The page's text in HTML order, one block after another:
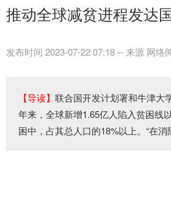
推动全球减贫进程发达
发布时间 2023-07-22 07:18--来源 网络
【导读】 联合国开发计划署和牛津大
年来，全球新增1.65亿人陷入贫困线
困中，占其总人口的18%以上。“在